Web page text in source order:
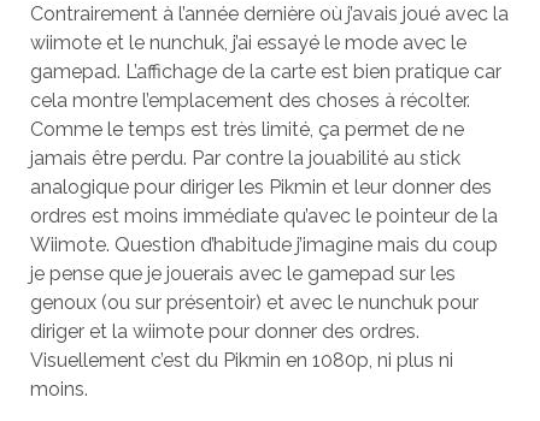
Contrairement à l’année dernière où j’avais joué avec la
wiimote et le nunchuk, j’ai essayé le mode avec le
gamepad. L’affichage de la carte est bien pratique car
cela montre l’emplacement des choses à récolter.
Comme le temps est très limité, ça permet de ne
jamais être perdu. Par contre la jouabilité au stick
analogique pour diriger les Pikmin et leur donner des
ordres est moins immédiate qu’avec le pointeur de la
Wiimote. Question d’habitude j’imagine mais du coup
je pense que je jouerais avec le gamepad sur les
genoux (ou sur présentoir) et avec le nunchuk pour
diriger et la wiimote pour donner des ordres.
Visuellement c’est du Pikmin en 1080p, ni plus ni
moins.